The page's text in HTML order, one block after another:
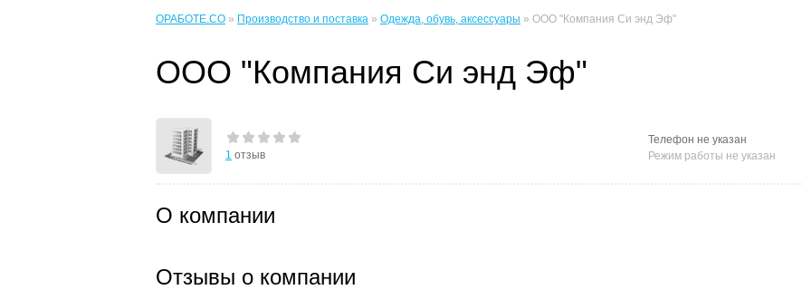
ОРАБОТЕ.CO » Производство и поставка » Одежда, обувь, аксессуары » ООО "Компания Си энд Эф"
ООО "Компания Си энд Эф"
1 отзыв
Телефон не указан
Режим работы не указан
О компании
Отзывы о компании